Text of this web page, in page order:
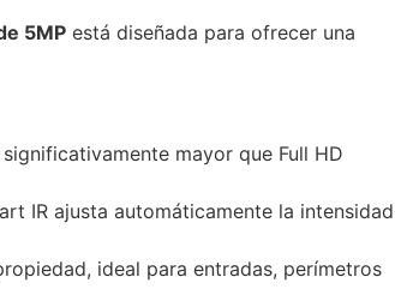
5MP está diseñada para ofrecer una
mayor que Full HD
IR ajusta automáticamente la intensidad
ideal para entradas, perímetros